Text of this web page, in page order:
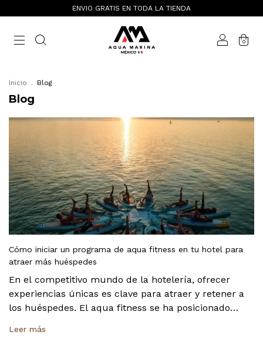
ENVIO GRATIS EN TODA LA TIENDA
0
Inicio . Blog
Blog
Cómo iniciar un programa de aqua fitness en tu hotel para
atraer más huéspedes
En el competitivo mundo de la hotelería, ofrecer
experiencias únicas es clave para atraer y retener a
los huéspedes. El aqua fitness se ha posicionado
diversión y un entorno natural. Implementar un pr
Leer más